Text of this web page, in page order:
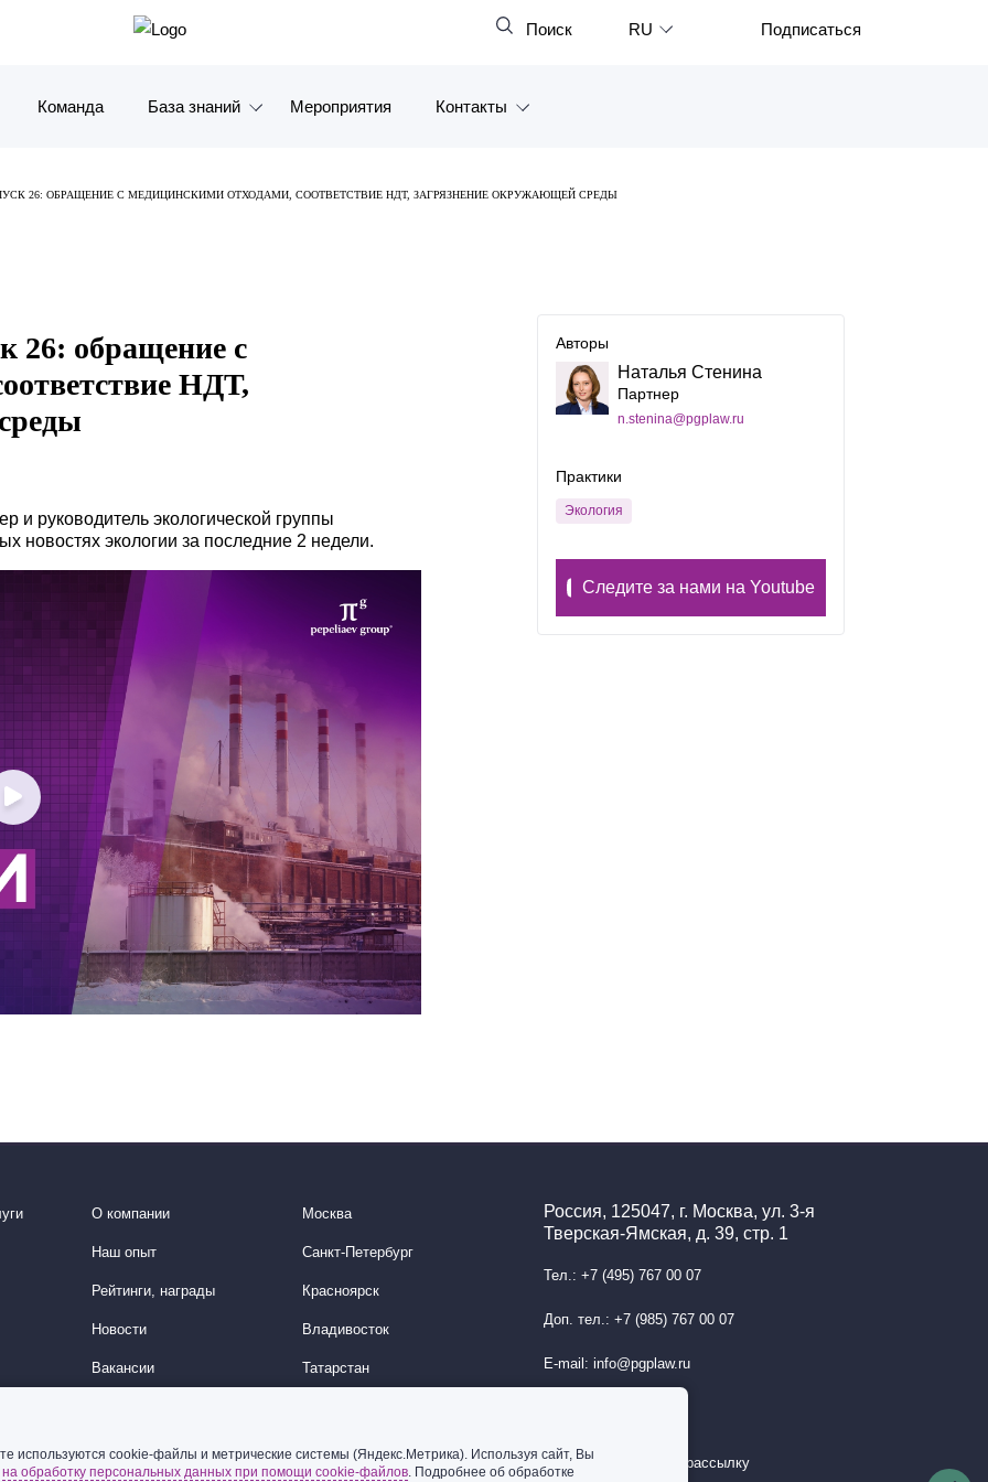
Закрыть
Поиск RU
日本語
Português
Подписаться
Команда База знаний
Книги
Презентации экспертов
Брошюры
Мероприятия Контакты
26: ОБРАЩЕНИЕ С МЕДИЦИНСКИМИ ОТХОДАМИ, СООТВЕТСТВИЕ НДТ, ЗАГРЯЗНЕНИЕ ОКРУЖАЮЩЕЙ СРЕДЫ
26: обращение с
НДТ,
руководитель экологической группы
новостях экологии за последние 2 недели.
Авторы
Наталья Стенина
Партнер
n.stenina@pgplaw.ru
Практики
Экология
Следите за нами на Youtube
О компании
Наш опыт
Рейтинги, награды
Новости
Вакансии
Москва
Санкт-Петербург
Красноярск
Владивосток
Татарстан
Корейское направление
Россия, 125047, г. Москва, ул. 3-я
Тверская-Ямская, д. 39, стр. 1
Тел.: +7 (495) 767 00 07
Доп. тел.: +7 (985) 767 00 07
E-mail: info@pgplaw.ru
Подписаться на рассылку
используются cookie-файлы и метрические системы (Яндекс.Метрика). Используя сайт, Вы
на обработку персональных данных при помощи cookie-файлов. Подробнее об обработке